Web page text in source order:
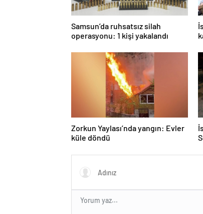
Samsun’da ruhsatsız silah
operasyonu: 1 kişi yakalandı
Zorkun Yaylası’nda yangın: Evler
küle döndü